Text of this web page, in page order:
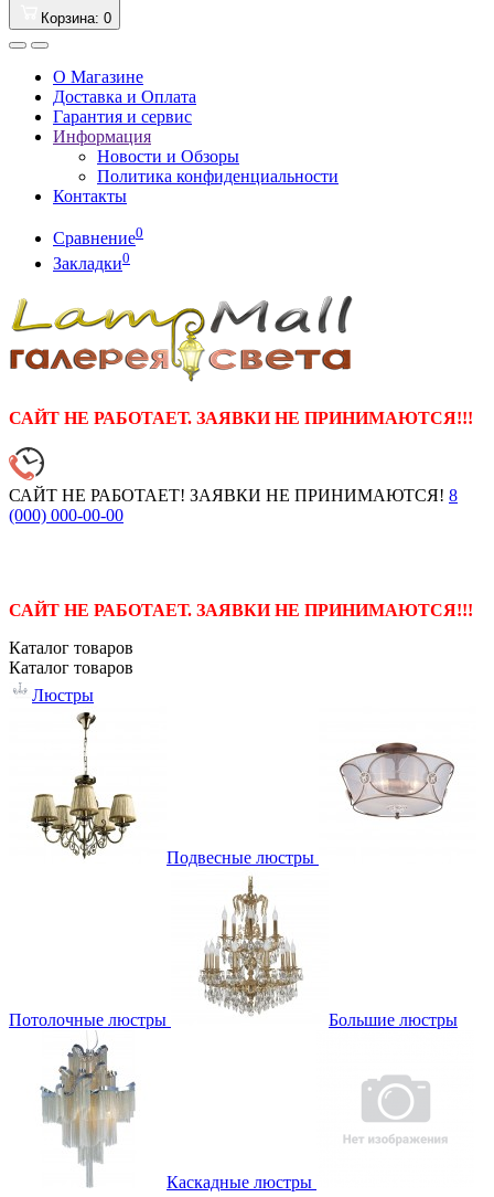
Корзина: 0
О Магазине
Доставка и Оплата
Гарантия и сервис
Информация
Новости и Обзоры
Политика конфиденциальности
Контакты
Сравнение0
Закладки0
САЙТ НЕ РАБОТАЕТ. ЗАЯВКИ НЕ ПРИНИМАЮТСЯ!!!
САЙТ НЕ РАБОТАЕТ! ЗАЯВКИ НЕ ПРИНИМАЮТСЯ! 8
(000) 000-00-00
САЙТ НЕ РАБОТАЕТ. ЗАЯВКИ НЕ ПРИНИМАЮТСЯ!!!
Каталог товаров
Каталог товаров
Люстры
Подвесные люстры
Потолочные люстры Большие люстры
Каскадные люстры